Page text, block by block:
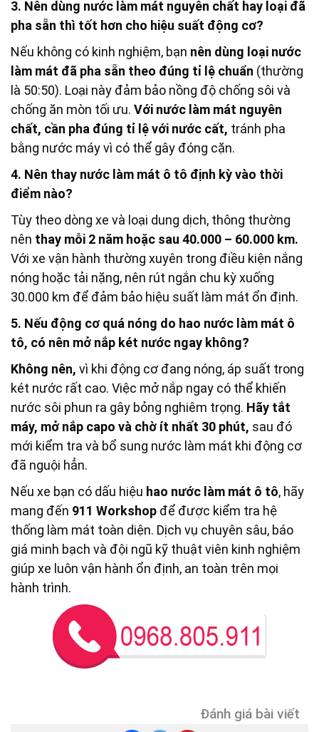
3. Nên dùng nước làm mát nguyên chất hay loại đã
pha sẵn thì tốt hơn cho hiệu suất động cơ?
Nếu không có kinh nghiệm, bạn nên dùng loại nước
làm mát đã pha sẵn theo đúng tỉ lệ chuẩn (thường
là 50:50). Loại này đảm bảo nồng độ chống sôi và
chống ăn mòn tối ưu. Với nước làm mát nguyên
chất, cần pha đúng tỉ lệ với nước cất, tránh pha
bằng nước máy vì có thể gây đóng cặn.
4. Nên thay nước làm mát ô tô định kỳ vào thời
điểm nào?
Tùy theo dòng xe và loại dung dịch, thông thường
nên thay mỗi 2 năm hoặc sau 40.000 – 60.000 km.
Với xe vận hành thường xuyên trong điều kiện nắng
nóng hoặc tải nặng, nên rút ngắn chu kỳ xuống
30.000 km để đảm bảo hiệu suất làm mát ổn định.
5. Nếu động cơ quá nóng do hao nước làm mát ô
tô, có nên mở nắp két nước ngay không?
Không nên, vì khi động cơ đang nóng, áp suất trong
két nước rất cao. Việc mở nắp ngay có thể khiến
nước sôi phun ra gây bỏng nghiêm trọng. Hãy tắt
máy, mở nắp capo và chờ ít nhất 30 phút, sau đó
mới kiểm tra và bổ sung nước làm mát khi động cơ
đã nguội hẳn.
Nếu xe bạn có dấu hiệu hao nước làm mát ô tô, hãy
mang đến 911 Workshop để được kiểm tra hệ
thống làm mát toàn diện. Dịch vụ chuyên sâu, báo
giá minh bạch và đội ngũ kỹ thuật viên kinh nghiệm
giúp xe luôn vận hành ổn định, an toàn trên mọi
hành trình.
Đánh giá bài viết